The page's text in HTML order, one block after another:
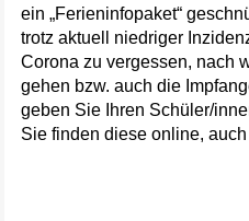
ein „Ferieninfopaket“
trotz aktuell niedriger
Corona zu vergessen, nach
gehen bzw. auch die
geben Sie Ihren Schüler/
Sie finden diese online,